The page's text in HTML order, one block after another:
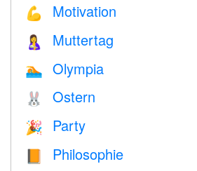
💪 Motivation
🤱 Muttertag
🏊 Olympia
🐰 Ostern
🎉 Party
📙 Philosophie